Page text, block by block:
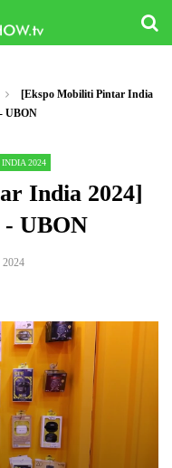
[Ekspo Mobiliti Pintar India
UBON
2024
India 2024]
UBON